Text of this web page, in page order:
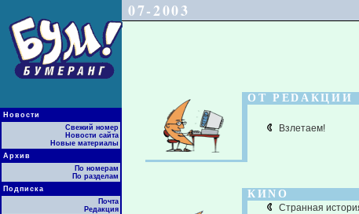
Новости
Свежий номер
Новости сайта
Новые материалы
Архив
По номерам
По разделам
Подписка
Почта
Редакция
07-2003
ОТ РЕDАКЦИИ
Взлетаем!
КИNО
Странная